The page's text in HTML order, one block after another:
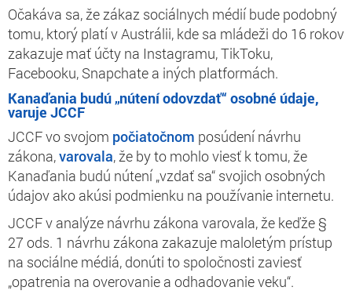
Očakáva sa, že zákaz sociálnych médií bude podobný
tomu, ktorý platí v Austrálii, kde sa mládeži do 16 rokov
zakazuje mať účty na Instagramu, TikToku,
Facebooku, Snapchate a iných platformách.
Kanaďania budú „nútení odovzdať“ osobné údaje,
varuje JCCF
JCCF vo svojom počiatočnom posúdení návrhu
zákona,varovala, že by to mohlo viesť k tomu, že
Kanaďania budú nútení „vzdať sa“ svojich osobných
údajov ako akúsi podmienku na používanie internetu.
JCCF v analýze návrhu zákona varovala, že keďže §
27 ods. 1 návrhu zákona zakazuje maloletým prístup
na sociálne médiá, donúti to spoločnosti zaviesť
„opatrenia na overovanie a odhadovanie veku“.